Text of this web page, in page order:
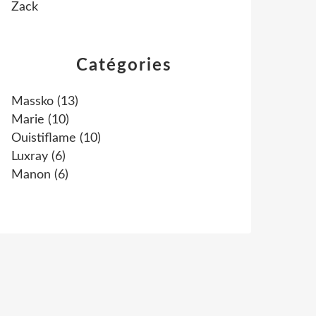
Catégories
Massko (13)
Marie (10)
Ouistiflame (10)
Luxray (6)
Manon (6)
Zack